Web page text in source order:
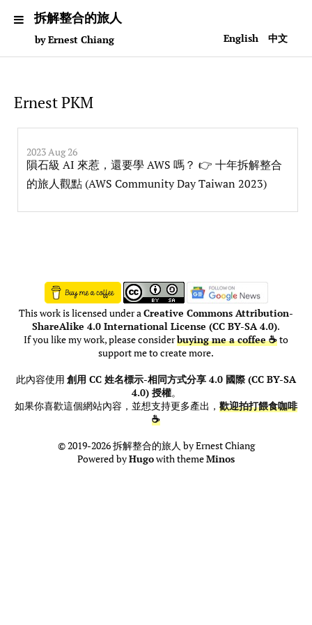
English 中文
拆解整合的旅人
by Ernest Chiang
Ernest PKM
2023 Aug 26
隕石級 AI 來惹，還要學 AWS 嗎？ 👉 十年拆解整合
的旅人觀點 (AWS Community Day Taiwan 2023)
This work is licensed under aCreative Commons Attribution-
ShareAlike 4.0 International License (CC BY-SA 4.0).
If you like my work, please considerbuying me a coffee ☕to
support me to create more.
此內容使用 創用 CC 姓名標示-相同方式分享 4.0 國際 (CC BY-SA
4.0) 授權。
如果你喜歡這個網站內容，並想支持更多產出， 歡迎拍打餵食咖啡
☕
© 2019-2026 拆解整合的旅人 by Ernest Chiang
Powered byHugowith themeMinos